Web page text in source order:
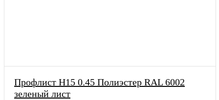
Профлист Н15 0.45 Полиэстер RAL 6002
зеленый лист